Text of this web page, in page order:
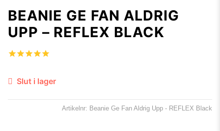
BEANIE GE FAN ALDRIG
UPP – REFLEX BLACK
Slut i lager
Artikelnr: Beanie Ge Fan Aldrig Upp - REFLEX Black